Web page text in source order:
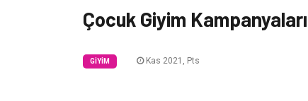
Çocuk Giyim
GIYIM Kas 2021, Pts